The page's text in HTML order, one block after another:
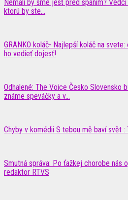
Nemali by sme jesť pred spaním?
ktorú by ste...
GRANKO koláč- Najlepší koláč na
ho vedieť dojesť!
Odhalené: The Voice Česko Slovensko
známe speváčky a v...
Chyby v komédii S tebou mě baví svět
Smutná správa: Po ťažkej chorobe nás
redaktor RTVS